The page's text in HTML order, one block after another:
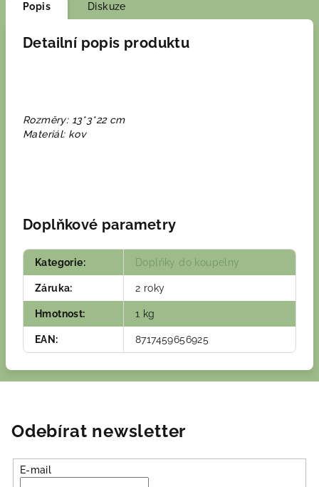
Popis Diskuze
Detailní popis produktu
Rozměry: 13*3*22 cm
Materiál: kov
Doplňkové parametry
Kategorie: Doplňky do koupelny
Záruka: 2 roky
Hmotnost: 1 kg
EAN : 8717459656925
Odebírat newsletter
E-mail